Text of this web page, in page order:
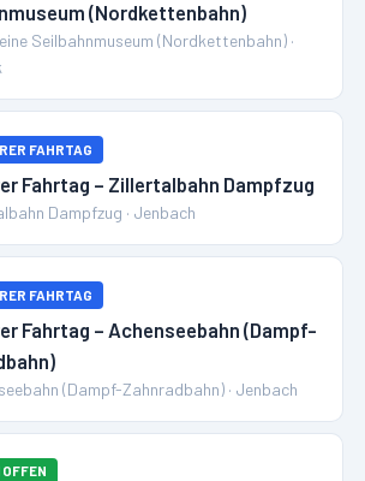
(Nordkettenbahn)
Seilbahnmuseum (Nordkettenbahn) ·
FAHRTAG
Fahrtag – Zillertalbahn Dampfzug
Dampfzug · Jenbach
FAHRTAG
Fahrtag – Achenseebahn (Dampf-
(Dampf-Zahnradbahn) · Jenbach
OFFEN